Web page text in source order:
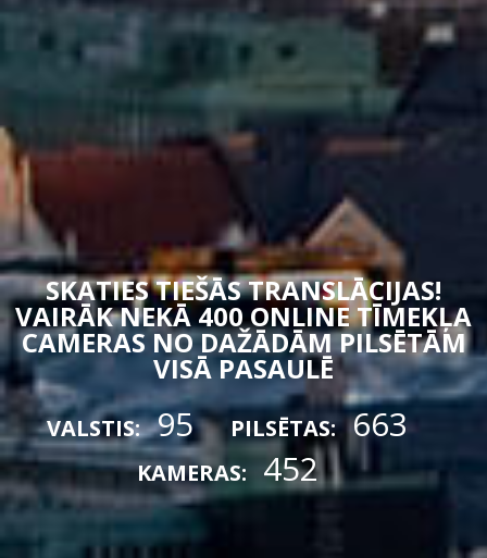
SKATIES TIEŠĀS TRANSLĀCIJAS!
VAIRĀK NEKĀ 400 ONLINE TĪMEKĻA
CAMERAS NO DAŽĀDĀM PILSĒTĀM
VISĀ PASAULĒ
VALSTIS: 95 PILSĒTAS: 663
KAMERAS: 452